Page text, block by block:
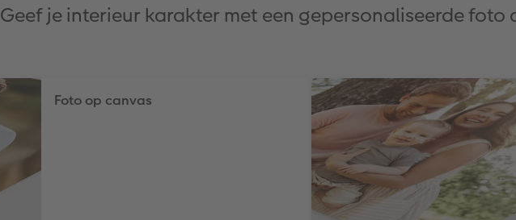
Geef je interieur karakter met een gepersonaliseerde foto
Foto op canvas